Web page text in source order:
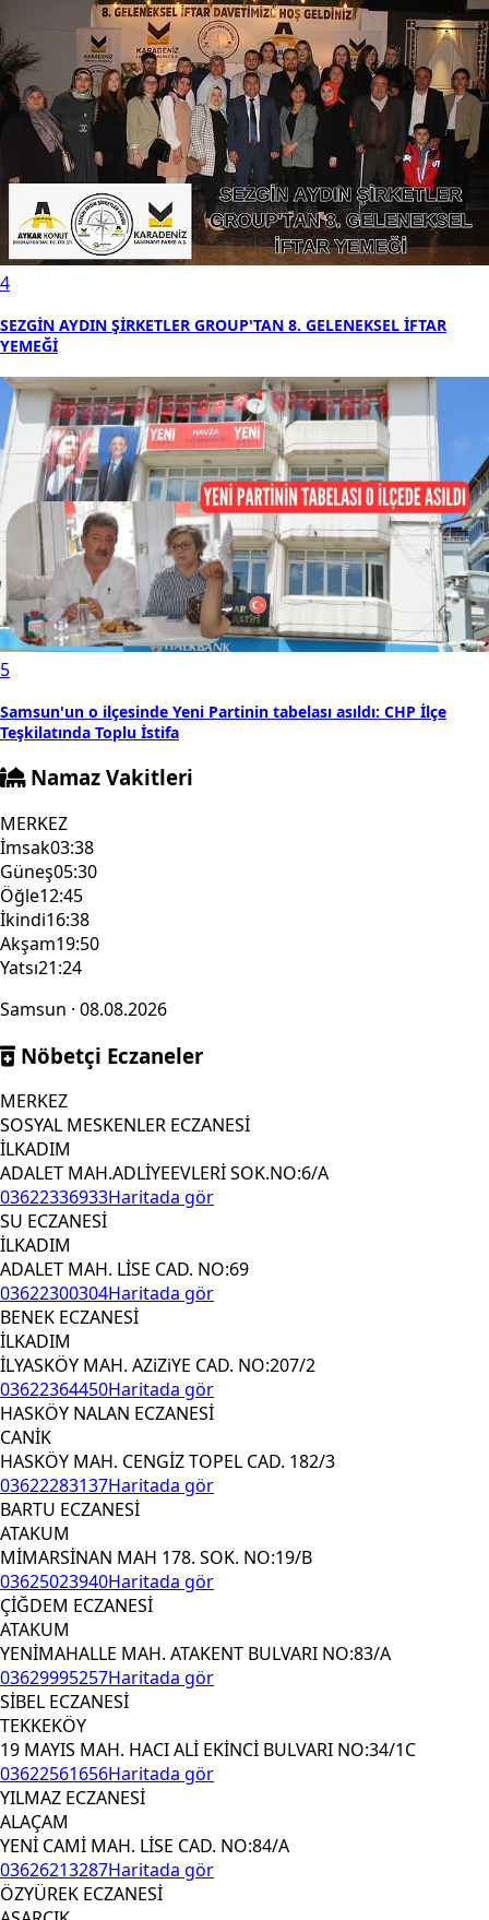
4
SEZGİN AYDIN ŞİRKETLER GROUP'TAN 8. GELENEKSEL İFTAR
YEMEĞİ
5
Samsun'un o ilçesinde Yeni Partinin tabelası asıldı: CHP İlçe
Teşkilatında Toplu İstifa
Namaz Vakitleri
MERKEZ
İmsak03:38
Güneş05:30
Öğle12:45
İkindi16:38
Akşam19:50
Yatsı21:24
Samsun · 08.08.2026
Nöbetçi Eczaneler
MERKEZ
SOSYAL MESKENLER ECZANESİ
İLKADIM
ADALET MAH.ADLİYEEVLERİ SOK.NO:6/A
03622336933Haritada gör
SU ECZANESİ
İLKADIM
ADALET MAH. LİSE CAD. NO:69
03622300304Haritada gör
BENEK ECZANESİ
İLKADIM
İLYASKÖY MAH. AZiZiYE CAD. NO:207/2
03622364450Haritada gör
HASKÖY NALAN ECZANESİ
CANİK
HASKÖY MAH. CENGİZ TOPEL CAD. 182/3
03622283137Haritada gör
BARTU ECZANESİ
ATAKUM
MİMARSİNAN MAH 178. SOK. NO:19/B
03625023940Haritada gör
ÇİĞDEM ECZANESİ
ATAKUM
YENİMAHALLE MAH. ATAKENT BULVARI NO:83/A
03629995257Haritada gör
SİBEL ECZANESİ
TEKKEKÖY
19 MAYIS MAH. HACI ALİ EKİNCİ BULVARI NO:34/1C
03622561656Haritada gör
YILMAZ ECZANESİ
ALAÇAM
YENİ CAMİ MAH. LİSE CAD. NO:84/A
03626213287Haritada gör
ÖZYÜREK ECZANESİ